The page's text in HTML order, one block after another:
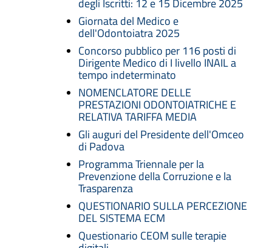
Giornata del Medico e
dell'Odontoiatra 2025
Concorso pubblico per 116 posti di
Dirigente Medico di I livello INAIL a
tempo indeterminato
NOMENCLATORE DELLE
PRESTAZIONI ODONTOIATRICHE E
RELATIVA TARIFFA MEDIA
Gli auguri del Presidente dell'Omceo
di Padova
Programma Triennale per la
Prevenzione della Corruzione e la
Trasparenza
QUESTIONARIO SULLA PERCEZIONE
DEL SISTEMA ECM
Questionario CEOM sulle terapie